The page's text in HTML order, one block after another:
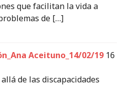
que facilitan la vida a
de […]
Aceituno_14/02/19 16
de las discapacidades